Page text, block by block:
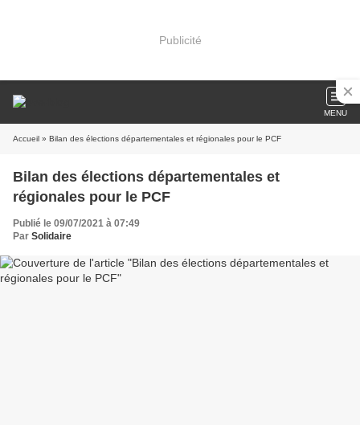
Publicité
MENU
Accueil » Bilan des élections départementales et régionales pour le PCF
Bilan des élections départementales et
régionales pour le PCF
Publié le 09/07/2021 à 07:49
Par Solidaire